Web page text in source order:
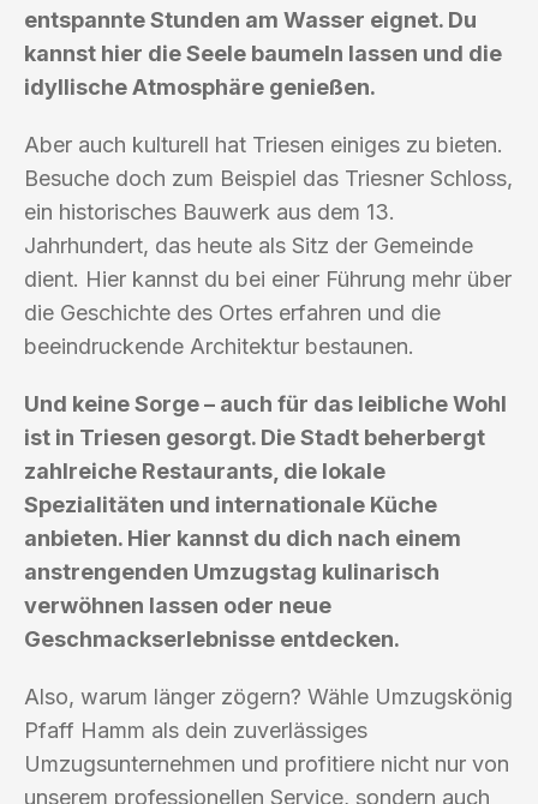
entspannte Stunden am Wasser eignet. Du
kannst hier die Seele baumeln lassen und die
idyllische Atmosphäre genießen.
Aber auch kulturell hat Triesen einiges zu bieten.
Besuche doch zum Beispiel das Triesner Schloss,
ein historisches Bauwerk aus dem 13.
Jahrhundert, das heute als Sitz der Gemeinde
dient. Hier kannst du bei einer Führung mehr über
die Geschichte des Ortes erfahren und die
beeindruckende Architektur bestaunen.
Und keine Sorge – auch für das leibliche Wohl
ist in Triesen gesorgt. Die Stadt beherbergt
zahlreiche Restaurants, die lokale
Spezialitäten und internationale Küche
anbieten. Hier kannst du dich nach einem
anstrengenden Umzugstag kulinarisch
verwöhnen lassen oder neue
Geschmackserlebnisse entdecken.
Also, warum länger zögern? Wähle Umzugskönig
Pfaff Hamm als dein zuverlässiges
Umzugsunternehmen und profitiere nicht nur von
unserem professionellen Service, sondern auch